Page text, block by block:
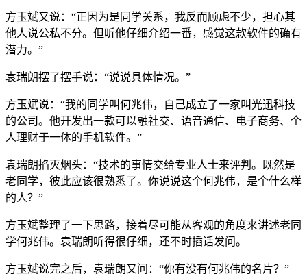
方玉斌又说：“正因为是同学关系，我反而顾虑不少，担心其
他人说公私不分。但听他仔细介绍一番，感觉这款软件的确有
潜力。”
袁瑞朗摆了摆手说：“说说具体情况。”
方玉斌说：“我的同学叫何兆伟，自己成立了一家叫光迅科技
的公司。他开发出一款可以融社交、语音通信、电子商务、个
人理财于一体的手机软件。”
袁瑞朗掐灭烟头：“技术的事情交给专业人士来评判。既然是
老同学，彼此应该很熟悉了。你说说这个何兆伟，是个什么样
的人？”
方玉斌整理了一下思路，接着尽可能从客观的角度来讲述老同
学何兆伟。袁瑞朗听得很仔细，还不时插话发问。
方玉斌说完之后，袁瑞朗又问：“你有没有何兆伟的名片？”